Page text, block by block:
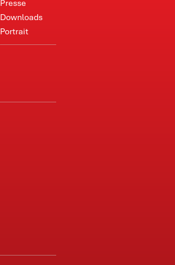
Presse
Downloads
Portrait